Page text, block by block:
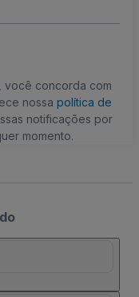
você concorda com
nossa política de
notificações por
momento.